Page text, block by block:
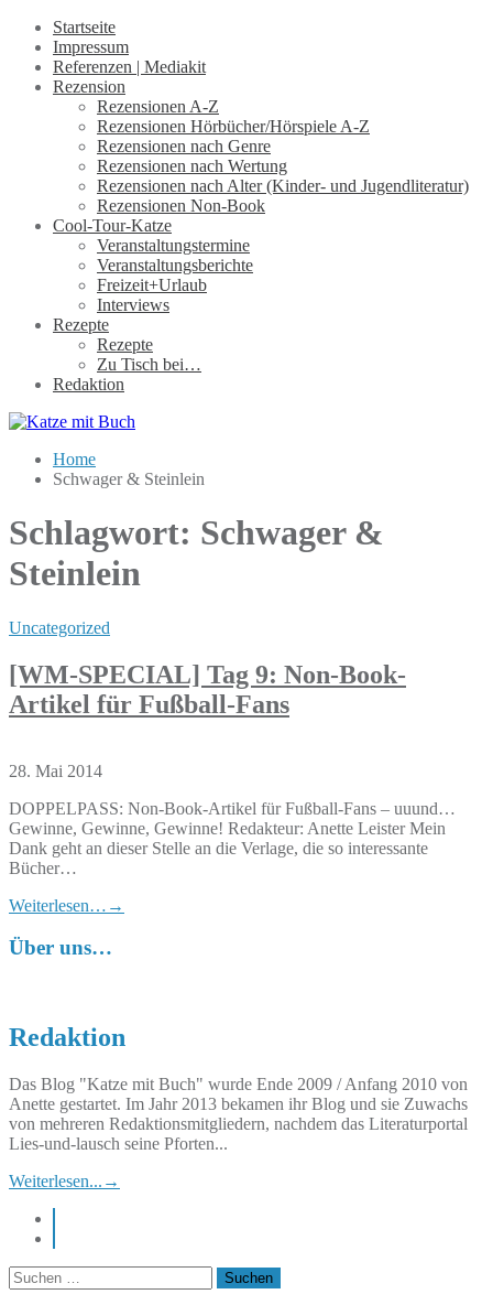
Startseite
Impressum
Referenzen | Mediakit
Rezension
Rezensionen A-Z
Rezensionen Hörbücher/Hörspiele A-Z
Rezensionen nach Genre
Rezensionen nach Wertung
Rezensionen nach Alter (Kinder- und Jugendliteratur)
Rezensionen Non-Book
Cool-Tour-Katze
Veranstaltungstermine
Veranstaltungsberichte
Freizeit+Urlaub
Interviews
Rezepte
Rezepte
Zu Tisch bei…
Redaktion
Home
Schwager & Steinlein
Schlagwort: Schwager &
Steinlein
Uncategorized
[WM-SPECIAL] Tag 9: Non-Book-
Artikel für Fußball-Fans
28. Mai 2014
DOPPELPASS: Non-Book-Artikel für Fußball-Fans – uuund…
Gewinne, Gewinne, Gewinne! Redakteur: Anette Leister Mein
Dank geht an dieser Stelle an die Verlage, die so interessante
Bücher…
Weiterlesen… →
Über uns…
Redaktion
Das Blog "Katze mit Buch" wurde Ende 2009 / Anfang 2010 von
Anette gestartet. Im Jahr 2013 bekamen ihr Blog und sie Zuwachs
von mehreren Redaktionsmitgliedern, nachdem das Literaturportal
Lies-und-lausch seine Pforten...
Weiterlesen... →
Suchen
nach: